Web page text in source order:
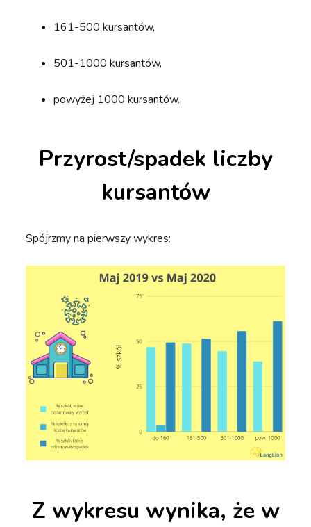
161-500 kursantów,
501-1000 kursantów,
powyżej 1000 kursantów.
Przyrost/spadek liczby
kursantów
Spójrzmy na pierwszy wykres:
Z wykresu wynika, że w